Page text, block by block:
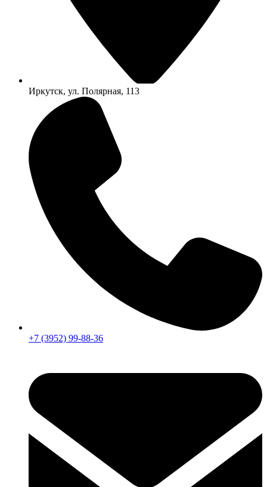
Иркутск, ул. Полярная, 113
+7 (3952) 99-88-36